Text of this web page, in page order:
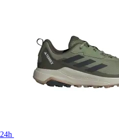
24h